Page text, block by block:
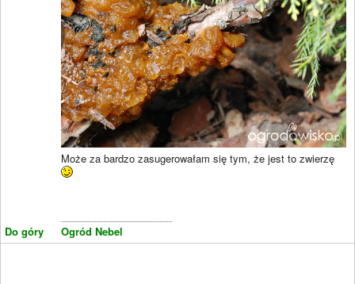
Do góry
Może za bardzo zasugerowałam się tym, że jest to zwierzę
Ogród Nebel